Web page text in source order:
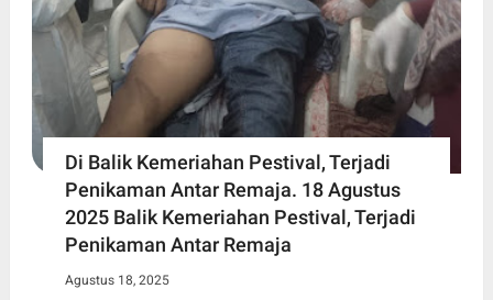
Di Balik Kemeriahan Pestival, Terjadi
Penikaman Antar Remaja. 18 Agustus
2025 Balik Kemeriahan Pestival, Terjadi
Penikaman Antar Remaja
Agustus 18, 2025